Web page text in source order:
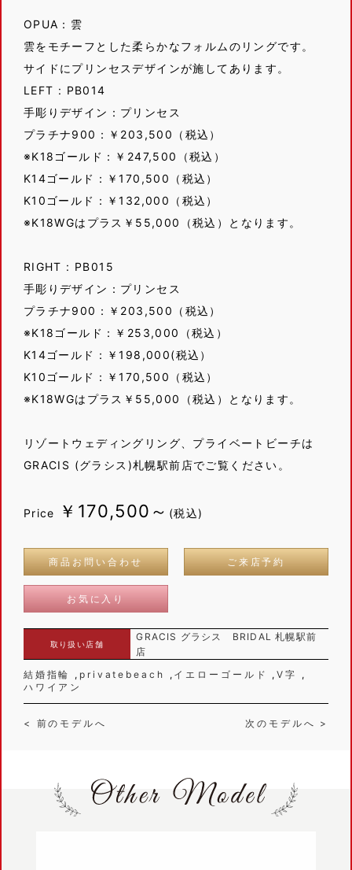
OPUA：雲
雲をモチーフとした柔らかなフォルムのリングです。
サイドにプリンセスデザインが施してあります。
LEFT : PB014
手彫りデザイン：プリンセス
プラチナ900：￥203,500（税込）
※K18ゴールド：￥247,500（税込）
K14ゴールド：￥170,500（税込）
K10ゴールド：￥132,000（税込）
※K18WGはプラス￥55,000（税込）となります。
RIGHT : PB015
手彫りデザイン：プリンセス
プラチナ900：￥203,500（税込）
※K18ゴールド：￥253,000（税込）
K14ゴールド：￥198,000(税込）
K10ゴールド：￥170,500（税込）
※K18WGはプラス￥55,000（税込）となります。
リゾートウェディングリング、プライベートビーチは
GRACIS (グラシス)札幌駅前店でご覧ください。
Price ￥170,500～ (税込)
商品お問い合わせ ご来店予約
お気に入り
取り扱い店舗
GRACIS グラシス BRIDAL 札幌駅前
店
結婚指輪
privatebeach イエローゴールド
V字
ハワイアン
< 前のモデルへ 次のモデルへ >